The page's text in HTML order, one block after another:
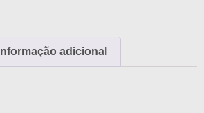
Informação adicional